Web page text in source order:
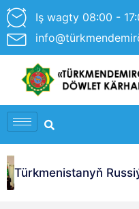
Iş wagty 08:00 -
Türkmenistanyň